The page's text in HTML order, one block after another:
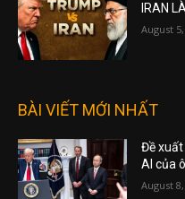
IRAN
August
BÀI VIẾT MỚI NHẤT
Đề
AI của
August